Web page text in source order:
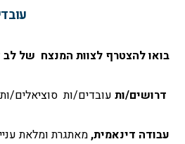
בואו להצטרף לצוות המנצח של לב
דרושים/ות עובדים/ות סוציאלים/
עבודה דינאמית,מאתגרת ומלאת